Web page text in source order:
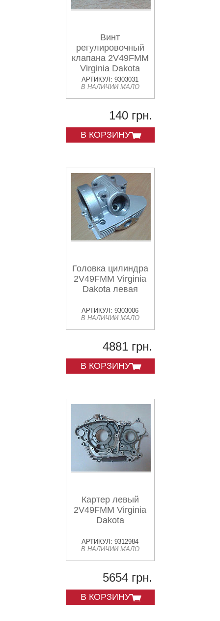
Винт
регулировочный
клапана 2V49FMM
Virginia Dakota
АРТИКУЛ: 9303031
В НАЛИЧИИ МАЛО
140 грн.
В КОРЗИНУ
Головка цилиндра
2V49FMM Virginia
Dakota левая
АРТИКУЛ: 9303006
В НАЛИЧИИ МАЛО
4881 грн.
В КОРЗИНУ
Картер левый
2V49FMM Virginia
Dakota
АРТИКУЛ: 9312984
В НАЛИЧИИ МАЛО
5654 грн.
В КОРЗИНУ